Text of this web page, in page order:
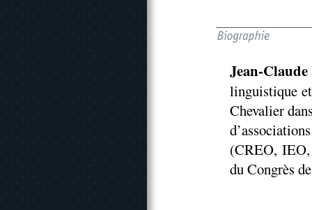
Jean-
linguistique
Chevalier
(CREO,
du Congrès